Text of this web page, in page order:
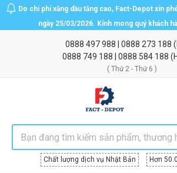
Do chi phí xăng dầu tăng cao, Fact-Depot xin
ngày 25/03/2026. Kính mong quý khách
0888 497 988 0888 273 188
0888 749 188
0888 584 188
( Thứ 2 - Thứ 6 )
Chất lượng dịch vụ Nhật Bản Hơn